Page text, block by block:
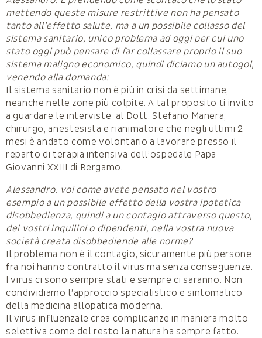
mettendo queste misure restrittive non ha pensato
tanto all’effetto salute, ma a un possibile collasso del
sistema sanitario, unico problema ad oggi per cui uno
stato oggi può pensare di far collassare proprio il suo
sistema maligno economico, quindi diciamo un autogol,
venendo alla domanda:
Il sistema sanitario non è più in crisi da settimane,
neanche nelle zone più colpite. A tal proposito ti invito
a guardare le interviste al Dott. Stefano Manera,
chirurgo, anestesista e rianimatore che negli ultimi 2
mesi è andato come volontario a lavorare presso il
reparto di terapia intensiva dell’ospedale Papa
Giovanni XXIII di Bergamo.
Alessandro. voi come avete pensato nel vostro
esempio a un possibile effetto della vostra ipotetica
disobbedienza, quindi a un contagio attraverso questo,
dei vostri inquilini o dipendenti, nella vostra nuova
società creata disobbediende alle norme?
Il problema non è il contagio, sicuramente più persone
fra noi hanno contratto il virus ma senza conseguenze.
I virus ci sono sempre stati e sempre ci saranno. Non
condividiamo l’approccio specialistico e sintomatico
della medicina allopatica moderna.
Il virus influenzale crea complicanze in maniera molto
selettiva come del resto la natura ha sempre fatto.